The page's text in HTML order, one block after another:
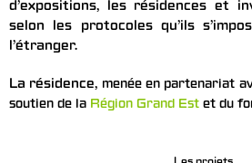
d’expositions, les résidences et
selon les protocoles qu’ils
l’étranger.
La résidence, menée en partenariat
soutien de la Région Grand Est et du